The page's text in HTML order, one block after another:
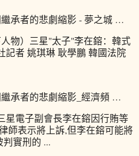
承者的悲劇縮影 - 夢之城 …
物）三星"太子"李在鎔：韓式
記者 姚琪琳 耿學鵬 韓國法院
承者的悲劇縮影_經濟頻 …
星電子副會長李在鎔因行賄等
師表示將上訴,但李在鎔可能將
實刑的 ...